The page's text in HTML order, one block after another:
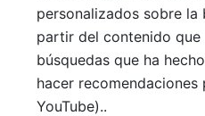
personalizados sobre
partir del contenido
búsquedas que ha
hacer recomendaciones
YouTube)..